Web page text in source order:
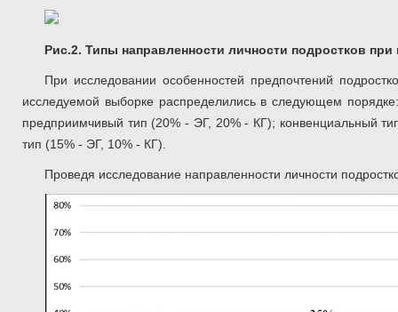
Рис.2. Типы направленности личности подростков
При исследовании особенностей предпочтений
исследуемой выборке распределились в следующем
предприимчивый тип (20% - ЭГ, 20% - КГ); конвенциальный
тип (15% - ЭГ, 10% - КГ).
Проведя исследование направленности личности